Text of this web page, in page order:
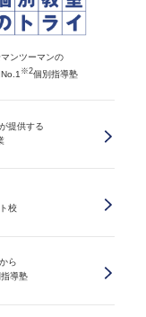
ンツーマンの
※2個別指導塾
提供する
校
ら
導塾